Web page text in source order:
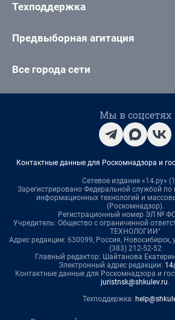
Техподдержка
Предвыборная агитация
Все города сети
Мы в соцсетях
Контактные данные для Роскомнадзора и
Сетевое издание «14.ру»
Зарегистрировано Федеральной службой по
информационных технологий и
(Роскомнадзор).
Регистрационный номер ЭЛ №
Учредитель: Общество с ограниченной
ТЕХНОЛОГИИ"
Адрес редакции: 630099, Россия, Новосибирск,
(383) 212-52-52
Главный редактор: Шайтанова
Электронный адрес редакции:
Контактные данные для Роскомнадзора и
juristnsk@shkulev.ru.
Техподдержка: